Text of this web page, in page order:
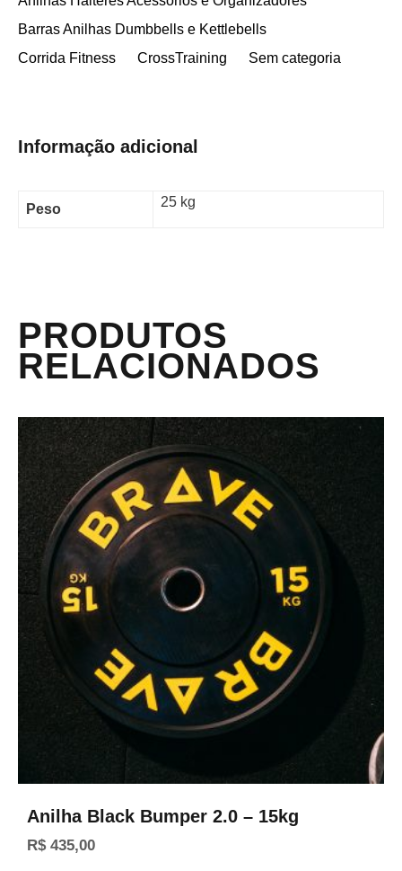
Barras Anilhas Dumbbells e Kettlebells
Corrida Fitness
CrossTraining Sem categoria
Informação adicional
Peso 25 kg
PRODUTOS
RELACIONADOS
Anilha Black Bumper 2.0 – 15kg
R$435,00